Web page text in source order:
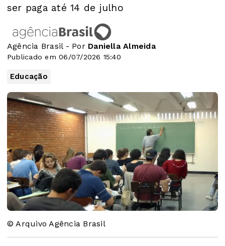
ser paga até 14 de julho
Agência Brasil - Por Daniella Almeida
Publicado em 06/07/2026 15:40
Educação
© Arquivo Agência Brasil